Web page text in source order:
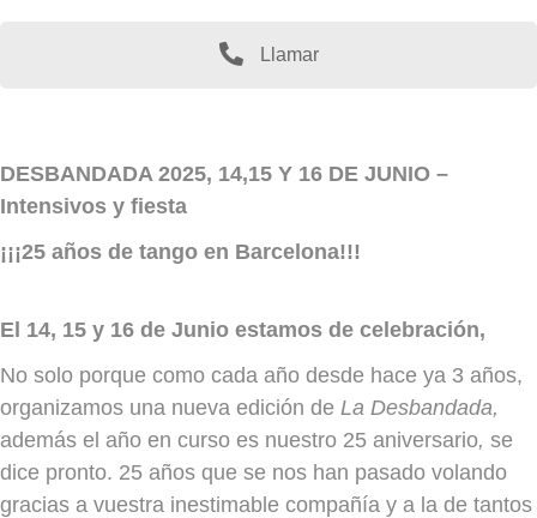
Llamar
DESBANDADA 2025, 14,15 Y 16 DE JUNIO –
Intensivos y fiesta
¡¡¡25 años de tango en Barcelona!!!
El 14, 15 y 16 de Junio estamos de celebración,
No solo porque como cada año desde hace ya 3 años,
organizamos una nueva edición de La Desbandada,
además el año en curso es nuestro 25 aniversario, se
dice pronto. 25 años que se nos han pasado volando
gracias a vuestra inestimable compañía y a la de tantos